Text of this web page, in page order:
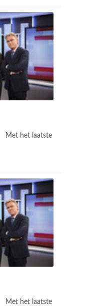
Met het laatste
Met het laatste